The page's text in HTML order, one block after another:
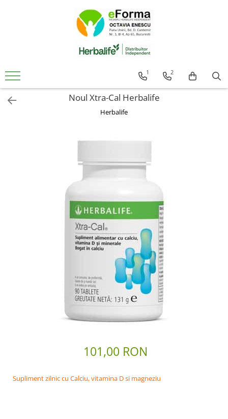
Slabire Sanatoasa Rapida
Ingrasare Sanatoasa Rapida
Mic Dejun Inteligent
Suport Sistem Cardiovascular
Sanatatea Creierului
Scaderea Colesterolului
Produse vegetarieni, vegani
Energie pentru Intreaga Zi cu
Nutritie H24 Sportivi
Ingrijirea Corpului
1 2
Noul Xtra-Cal Herbalife
Herbalife
101,00 RON
Supliment zilnic cu Calciu, vitamina D si magneziu